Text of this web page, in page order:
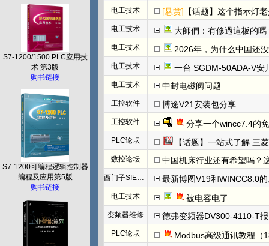
S7-1200/1500 PLC应用技
术 第3版
购书链接
S7-1200可编程逻辑控制器
编程及应用第5版
购书链接
电工技术 [悬赏] 【话题】这个指示灯
电工技术 大師們：有修過這板的
电工技术 2026年，为什么中国还
电工技术 一台 SGDM-50ADA-V安
电工技术 中封电磁阀问题
工控软件 博途V21安装包分享
工控软件 分享一个wincc7.4的
PLC论坛 【话题】一站式了解 三菱FX5U
数控论坛 中国机床行业还有希望吗？
西门子SIEMENS 最新博图V19和WINCC8.0
电工技术 被电容电了
变频器维修 德弗变频器DV300-4110-T报NFF故
PLC论坛 Modbus高级通讯教程（